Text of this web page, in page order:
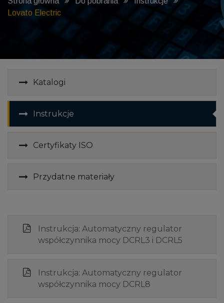
Lovato Electric
Katalogi
Instrukcje
Certyfikaty ISO
Przydatne materiały
Instrukcja: Automatyczny regulator
współczynnika mocy DCRL3 i DCRL5
Instrukcja: Automatyczny regulator
współczynnika mocy DCRL8